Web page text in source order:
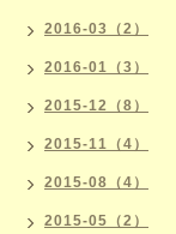
2016-03（2）
2016-01（3）
2015-12（8）
2015-11（4）
2015-08（4）
2015-05（2）